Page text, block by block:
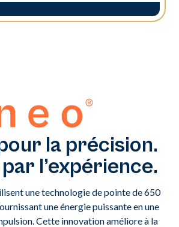
la précision.
l’expérience.
une technologie de pointe de 650
une énergie puissante en une
Cette innovation améliore à la